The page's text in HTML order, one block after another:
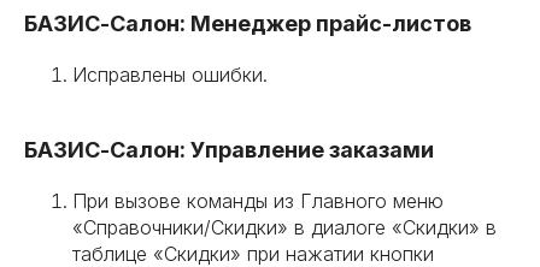
БАЗИС-Салон: Менеджер прайс-листов
Исправлены ошибки.
БАЗИС-Салон: Управление заказами
При вызове команды из Главного меню
«Справочники/Скидки» в диалоге «Скидки» в
таблице «Скидки» при нажатии кнопки